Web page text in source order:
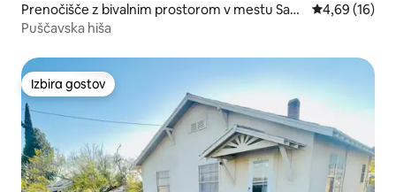
Prenočišče z bivalnim prostorom v mestu San
derson
Povprečna
4,69 (16)
Puščavska hiša
Izbira gostov
Izbira gostov